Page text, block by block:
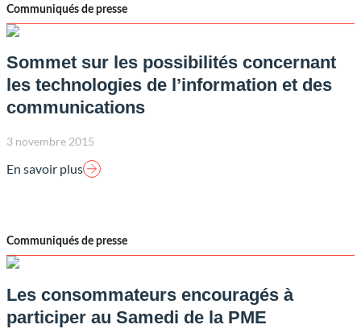
Communiqués de presse
Sommet sur les possibilités concernant
les technologies de l’information et des
communications
3 novembre 2015
En savoir plus
Communiqués de presse
Les consommateurs encouragés à
participer au Samedi de la PME